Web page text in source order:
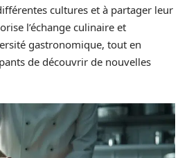
cultures et à partager leur
l’échange culinaire et
gastronomique, tout en
de découvrir de nouvelles